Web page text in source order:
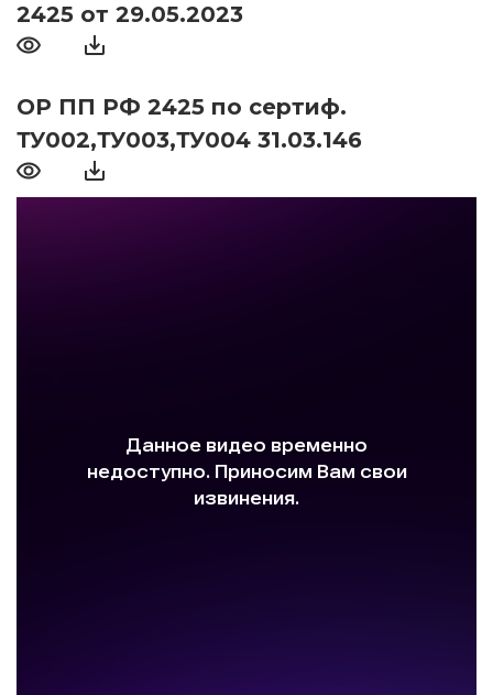
2425 от 29.05.2023
ОР ПП РФ 2425 по сертиф.
ТУ002,ТУ003,ТУ004 31.03.146